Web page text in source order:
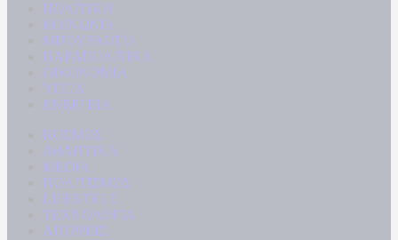
ΠΟΛΙΤΙΚΗ
ΚΟΙΝΩΝΙΑ
ΜΠΟΥΡΛΟΤΟ
ΠΑΡΑΠΟΛΙΤΙΚΑ
ΟΙΚΟΝΟΜΙΑ
ΥΓΕΙΑ
ΕΝΕΡΓΕΙΑ
ΚΟΣΜΟΣ
ΑΘΛΗΤΙΚΑ
MEDIA
ΠΟΛΙΤΙΣΜΟΣ
LIFESTYLE
ΤΕΧΝΟΛΟΓΙΑ
ΑΠΟΨΕΙΣ